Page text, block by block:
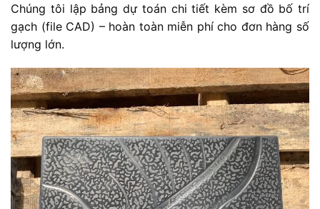
Chúng tôi lập bảng dự toán chi tiết kèm sơ đồ bố trí
gạch (file CAD) – hoàn toàn miễn phí cho đơn hàng số
lượng lớn.